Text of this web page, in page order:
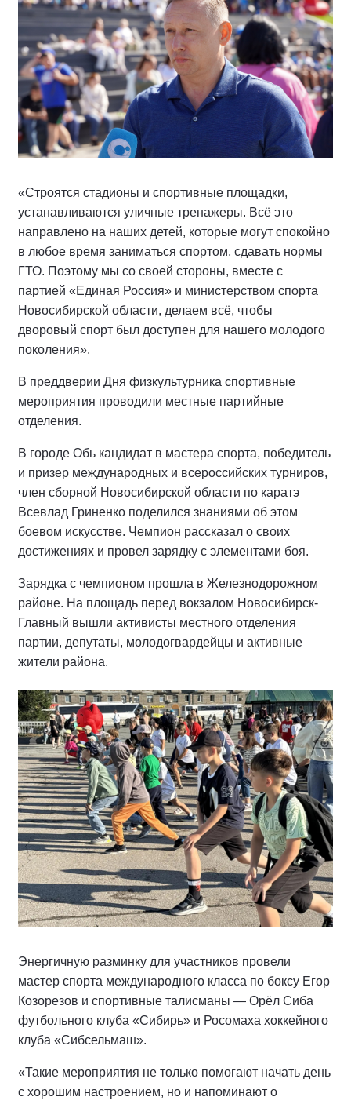
«Строятся стадионы и спортивные площадки,
устанавливаются уличные тренажеры. Всё это
направлено на наших детей, которые могут спокойно
в любое время заниматься спортом, сдавать нормы
ГТО. Поэтому мы со своей стороны, вместе с
партией «Единая Россия» и министерством спорта
Новосибирской области, делаем всё, чтобы
дворовый спорт был доступен для нашего молодого
поколения».
В преддверии Дня физкультурника спортивные
мероприятия проводили местные партийные
отделения.
В городе Обь кандидат в мастера спорта, победитель
и призер международных и всероссийских турниров,
член сборной Новосибирской области по каратэ
Всевлад Гриненко поделился знаниями об этом
боевом искусстве. Чемпион рассказал о своих
достижениях и провел зарядку с элементами боя.
Зарядка с чемпионом прошла в Железнодорожном
районе. На площадь перед вокзалом Новосибирск-
Главный вышли активисты местного отделения
партии, депутаты, молодогвардейцы и активные
жители района.
Энергичную разминку для участников провели
мастер спорта международного класса по боксу Егор
Козорезов и спортивные талисманы — Орёл Сиба
футбольного клуба «Сибирь» и Росомаха хоккейного
клуба «Сибсельмаш».
«Такие мероприятия не только помогают начать день
с хорошим настроением, но и напоминают о